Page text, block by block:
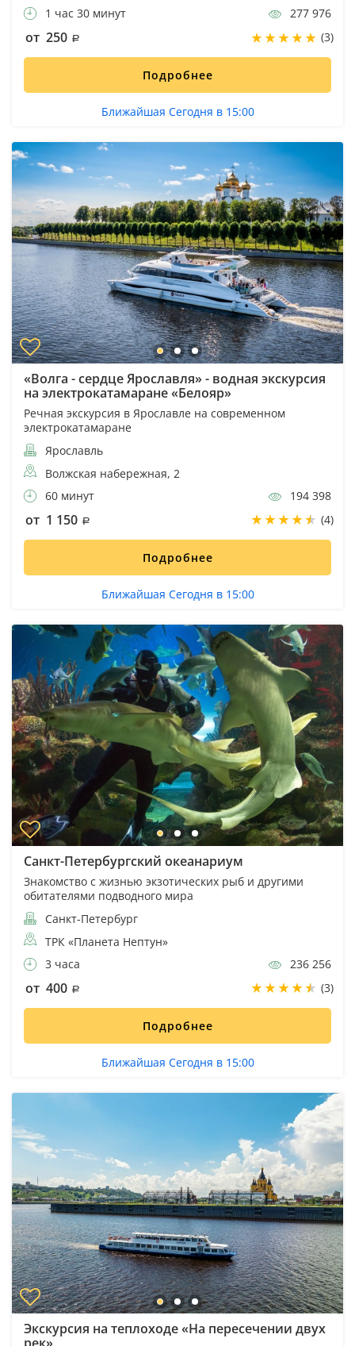
1 час 30 минут
277 976
от 250 (3)
Подробнее
Ближайшая Сегодня в 15:00
«Волга - сердце Ярославля» - водная экскурсия
на электрокатамаране «Белояр»
Речная экскурсия в Ярославле на современном
электрокатамаране
Ярославль
Волжская набережная, 2
60 минут
194 398
от 1 150 (4)
Подробнее
Ближайшая Сегодня в 15:00
Санкт-Петербургский океанариум
Знакомство с жизнью экзотических рыб и другими
обитателями подводного мира
Санкт-Петербург
ТРК «Планета Нептун»
3 часа
236 256
от 400 (3)
Подробнее
Ближайшая Сегодня в 15:00
Экскурсия на теплоходе «На пересечении двух